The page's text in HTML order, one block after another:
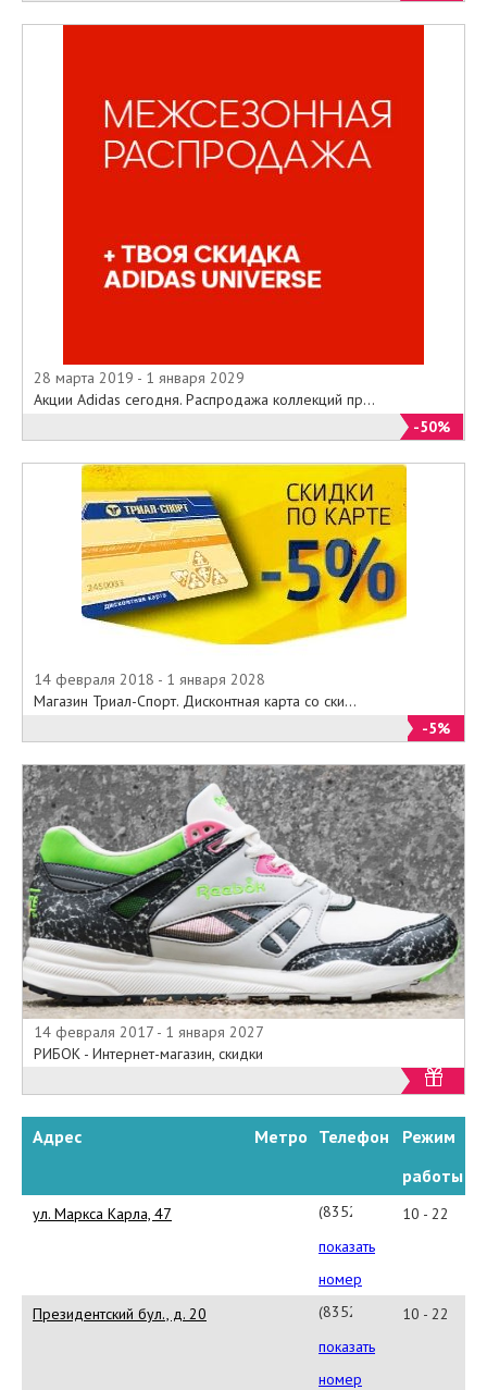
28 марта 2019 - 1 января 2029
Акции Adidas сегодня. Распродажа коллекций пр...
-50%
14 февраля 2018 - 1 января 2028
Магазин Триал-Спорт. Дисконтная карта со ски...
-5%
14 февраля 2017 - 1 января 2027
РИБОК - Интернет-магазин, скидки
Адрес Метро Телефон
Режим
работы
ул. Маркса Карла, 47
(8352)
623948
показать
номер
10 - 22
Президентский бул., д. 20
(8352)
233909
показать
номер
10 - 22